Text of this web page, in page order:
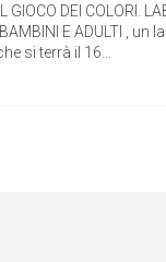
DEI COLORI.
E ADULTI , un
si terrà il 16...